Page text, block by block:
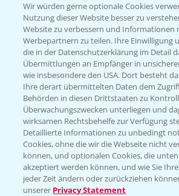
Rundgang über die Raps DEMOS
24.03.2025
Wir würden gerne optionale Cookies
Nutzung dieser Website besser zu
Website zu verbessern und Informationen
Werbepartnern zu teilen. Ihre Einwilligung
die in der Datenschutzerklärung im Detail
Übermittlungen an Empfänger in
wie insbesondere den USA. Dort besteht
Ihre derart übermittelten Daten dem
Behörden in diesen Drittstaaten zu
Überwachungszwecken unterliegen und
wirksamen Rechtsbehelfe zur Verfügung
Detaillierte Informationen zu unbedingt
Cookies, ohne die wir die Webseite nicht
können, und optionalen Cookies, die
akzeptiert werden können, und wie Sie
jeder Zeit ändern oder zurückziehen
unserer Privacy Statement